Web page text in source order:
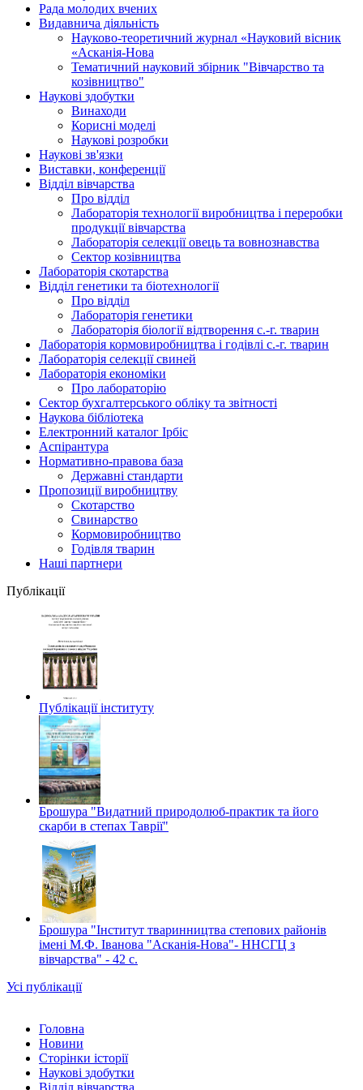
Рада молодих вчених
Видавнича діяльність
Науково-теоретичний журнал «Науковий вісник
«Асканія-Нова
Тематичний науковий збірник "Вівчарство та
козівництво"
Наукові здобутки
Винаходи
Корисні моделі
Наукові розробки
Наукові зв'язки
Виставки, конференції
Відділ вівчарства
Про відділ
Лабораторія технології виробництва і переробки
продукції вівчарства
Лабораторія селекції овець та вовнознавства
Сектор козівництва
Лабораторія скотарства
Відділ генетики та біотехнології
Про відділ
Лабораторія генетики
Лабораторія біології відтворення с.-г. тварин
Лабораторія кормовиробництва і годівлі с.-г. тварин
Лабораторія селекції свиней
Лабораторія економіки
Про лабораторію
Сектор бухгалтерського обліку та звітності
Наукова бібліотека
Електронний каталог Iрбiс
Аспірантура
Нормативно-правова база
Державні стандарти
Пропозиції виробництву
Скотарство
Свинарство
Кормовиробництво
Годівля тварин
Наші партнери
Публікації
Публікації інституту
Брошура "Видатний природолюб-практик та його
скарби в степах Таврії"
Брошура "Інститут тваринництва степових районів
імені М.Ф. Іванова "Асканія-Нова"- ННСГЦ з
вівчарства" - 42 c.
Усі публікації
Головна
Новини
Сторінки історії
Наукові здобутки
Відділ вівчарства